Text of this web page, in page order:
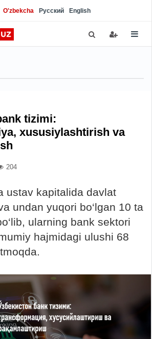
O'zbekcha Русский English
tizimi:
xususiylashtirish va
204
ustav kapitalida davlat
undan yuqori bo‘lgan 10 ta
ularning bank sektori
hajmidagi ulushi 68